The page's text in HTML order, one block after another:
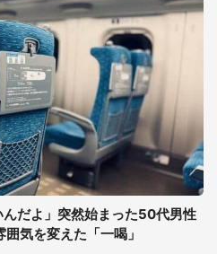
だよ」突然始まった50代男性
気を変えた「一喝」